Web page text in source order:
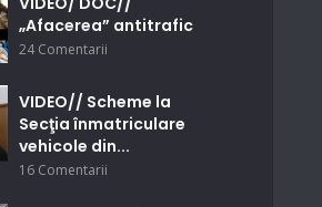
„Afacerea” antitrafic
24 Comentarii
VIDEO// Scheme la
Secţia înmatriculare
vehicole din...
16 Comentarii